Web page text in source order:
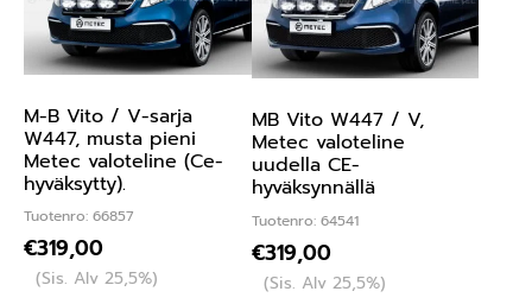
M-B Vito / V-sarja
W447, musta pieni
Metec valoteline (Ce-
hyväksytty).
Tuotenro: 66857
€319,00
(Sis. Alv 25,5%)
MB Vito W447 / V,
Metec valoteline
uudella CE-
hyväksynnällä
Tuotenro: 64541
€319,00
(Sis. Alv 25,5%)